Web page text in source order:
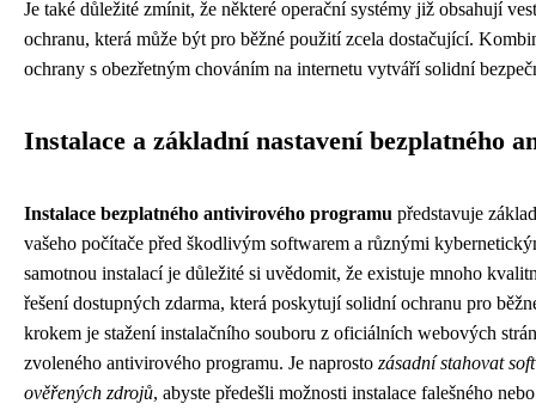
Je také důležité zmínit, že některé operační systémy již obsahují
ochranu, která může být pro běžné použití zcela dostačující.
ochrany s obezřetným chováním na internetu vytváří solidní
Instalace a základní nastavení bezplatného
Instalace bezplatného antivirového programu představuje
vašeho počítače před škodlivým softwarem a různými
samotnou instalací je důležité si uvědomit, že existuje mnoho
řešení dostupných zdarma, která poskytují solidní ochranu pro
krokem je stažení instalačního souboru z oficiálních webových
zvoleného antivirového programu. Je naprosto zásadní stahovat
ověřených zdrojů, abyste předešli možnosti instalace falešného